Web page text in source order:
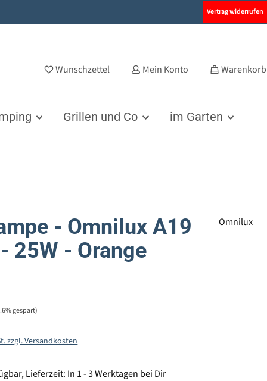
Vertrag widerrufen
Wunschzettel Mein Konto Warenkorb
Grillen und Co im Garten
- Omnilux A19
25W - Orange
Omnilux
gespart)
zzgl. Versandkosten
Lieferzeit: In 1 - 3 Werktagen bei Dir